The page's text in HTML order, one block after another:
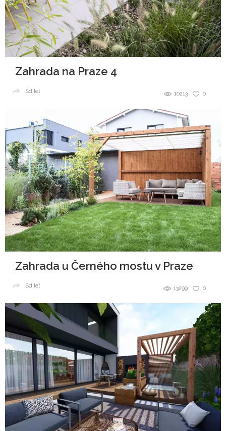
Zahrada na Praze 4
0
10213
Sdílet
Zahrada u Černého mostu v Praze
0
13299
Sdílet